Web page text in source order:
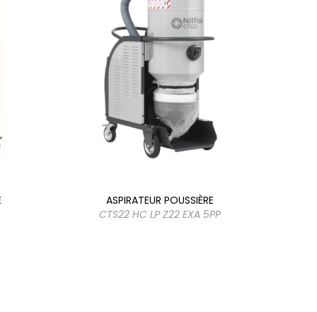
ASPIRATEUR POUSSIÈRE
CTS22 HC LP Z22 EXA 5PP